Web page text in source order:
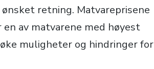
retning. Matvareprisene
av matvarene med høyest
muligheter og hindringer for